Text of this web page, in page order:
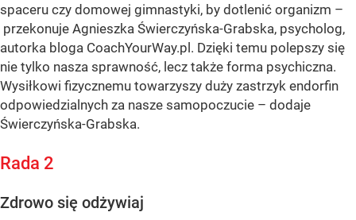
spaceru czy domowej gimnastyki, by dotlenić organizm –
przekonuje Agnieszka Świerczyńska-Grabska, psycholog,
autorka bloga CoachYourWay.pl. Dzięki temu polepszy się
nie tylko nasza sprawność, lecz także forma psychiczna.
Wysiłkowi fizycznemu towarzyszy duży zastrzyk endorfin
odpowiedzialnych za nasze samopoczucie – dodaje
Świerczyńska-Grabska.
Rada 2
Zdrowo się odżywiaj